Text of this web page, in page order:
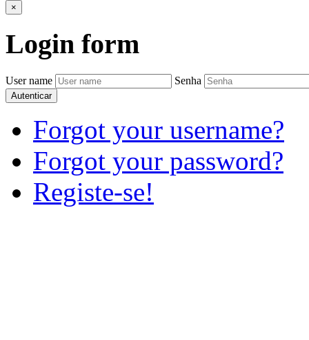
×
Login form
User name Senha
Autenticar
Forgot your username?
Forgot your password?
Registe-se!